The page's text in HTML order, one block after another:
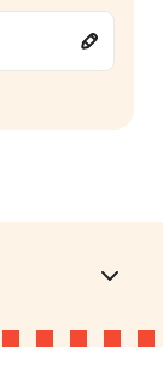
222 kcal